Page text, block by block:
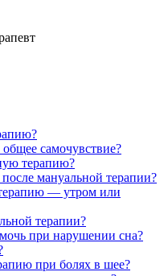
самочувствие?
терапию?
мануальной терапии?
— утром или
терапии?
при нарушении сна?
при болях в шее?